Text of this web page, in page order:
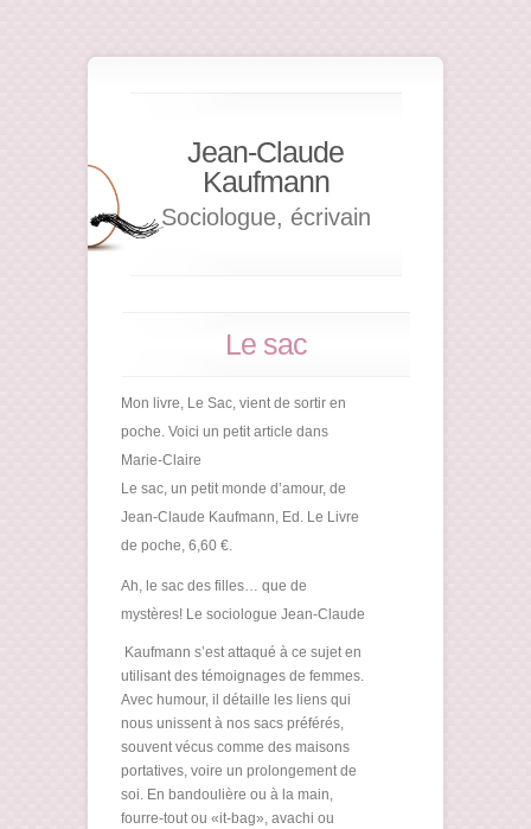
Jean-Claude
Kaufmann
Sociologue, écrivain
Le sac
Mon livre, Le Sac, vient de sortir en
poche. Voici un petit article dans
Marie-Claire
Le sac, un petit monde d’amour, de
Jean-Claude Kaufmann, Ed. Le Livre
de poche, 6,60 €.
Ah, le sac des filles… que de
mystères! Le sociologue Jean-Claude
Kaufmann s’est attaqué à ce sujet en
utilisant des témoignages de femmes.
Avec humour, il détaille les liens qui
nous unissent à nos sacs préférés,
souvent vécus comme des maisons
portatives, voire un prolongement de
soi. En bandoulière ou à la main,
fourre-tout ou «it-bag», avachi ou